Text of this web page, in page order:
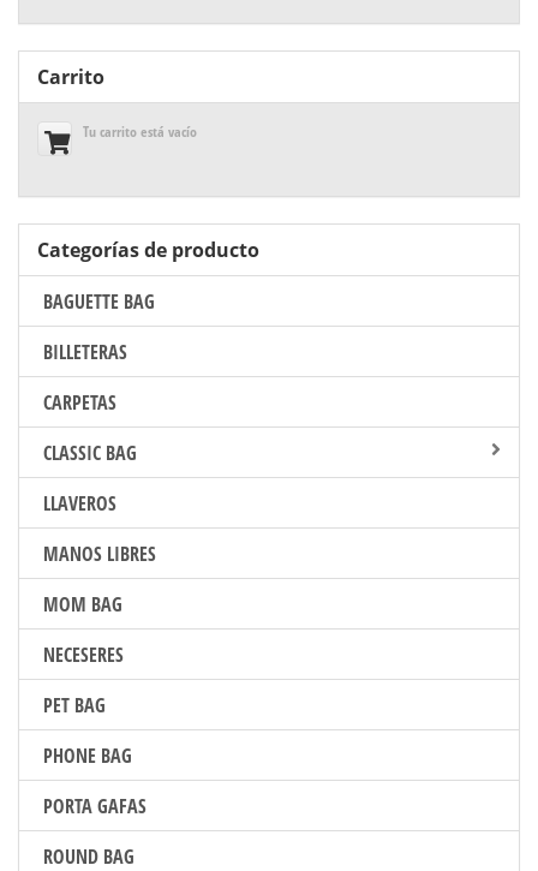
Carrito
Tu carrito está vacío
Categorías de producto
BAGUETTE BAG
BILLETERAS
CARPETAS
CLASSIC BAG
LLAVEROS
MANOS LIBRES
MOM BAG
NECESERES
PET BAG
PHONE BAG
PORTA GAFAS
ROUND BAG